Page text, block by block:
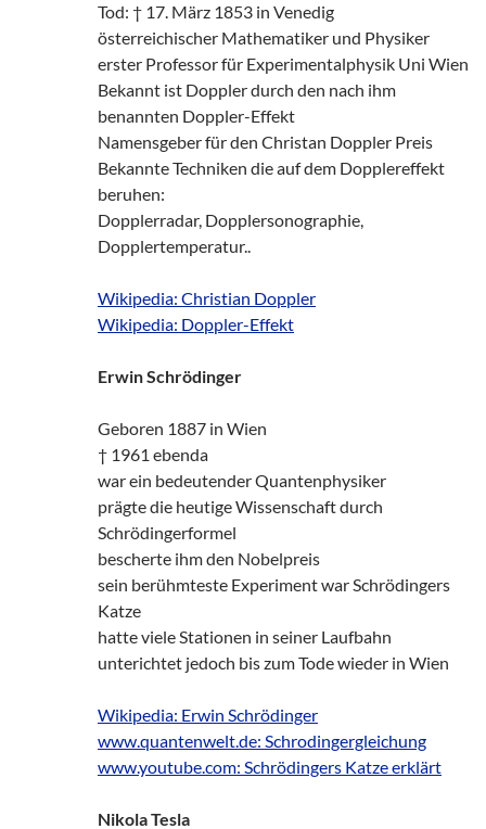
Tod: † 17. März 1853 in Venedig
österreichischer Mathematiker und Physiker
erster Professor für Experimentalphysik Uni Wien
Bekannt ist Doppler durch den nach ihm
benannten Doppler-Effekt
Namensgeber für den Christan Doppler Preis
Bekannte Techniken die auf dem Dopplereffekt
beruhen:
Dopplerradar, Dopplersonographie,
Dopplertemperatur..
Wikipedia: Christian Doppler
Wikipedia: Doppler-Effekt
Erwin Schrödinger
Geboren 1887 in Wien
† 1961 ebenda
war ein bedeutender Quantenphysiker
prägte die heutige Wissenschaft durch
Schrödingerformel
bescherte ihm den Nobelpreis
sein berühmteste Experiment war Schrödingers
Katze
hatte viele Stationen in seiner Laufbahn
unterichtet jedoch bis zum Tode wieder in Wien
Wikipedia: Erwin Schrödinger
www.quantenwelt.de: Schrodingergleichung
www.youtube.com: Schrödingers Katze erklärt
Nikola Tesla